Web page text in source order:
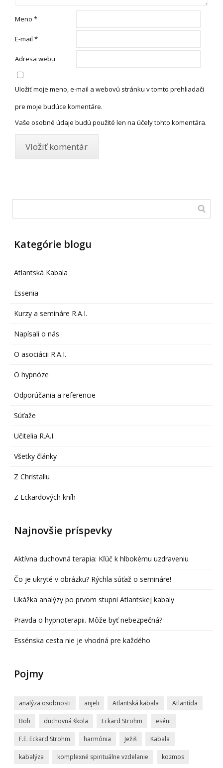
Meno *
E-mail *
Adresa webu
Uložiť moje meno, e-mail a webovú stránku v tomto prehliadači
pre moje budúce komentáre.
Vaše osobné údaje budú použité len na účely tohto komentára.
Kategórie blogu
Atlantská Kabala
Essenia
Kurzy a semináre R.A.I.
Napísali o nás
O asociácii R.A.I.
O hypnóze
Odporúčania a referencie
Súťaže
Učitelia R.A.I.
Všetky články
Z Christallu
Z Eckardových kníh
Najnovšie príspevky
Aktívna duchovná terapia: Kľúč k hlbokému uzdraveniu
Čo je ukryté v obrázku? Rýchla súťaž o semináre!
Ukážka analýzy po prvom stupni Atlantskej kabaly
Pravda o hypnoterapii. Môže byť nebezpečná?
Essénska cesta nie je vhodná pre každého
Pojmy
analýza osobnosti anjeli Atlantská kabala Atlantída
Boh duchovná škola Eckard Strohm eséni
F.E. Eckard Strohm harmónia Ježiš Kabala
kabalýza komplexné spirituálne vzdelanie kozmos